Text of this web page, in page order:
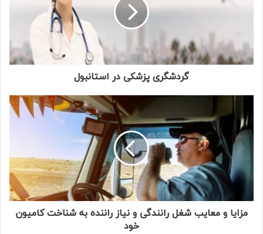
گردشگری پزشکی در استانبول
مزایا و معایب شغل رانندگی و نیاز راننده به شناخت کامیون
خود